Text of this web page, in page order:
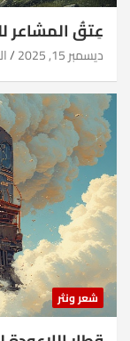
عِتقُ المشاعر
ديسمبر 15, 2025
شعر ونثر